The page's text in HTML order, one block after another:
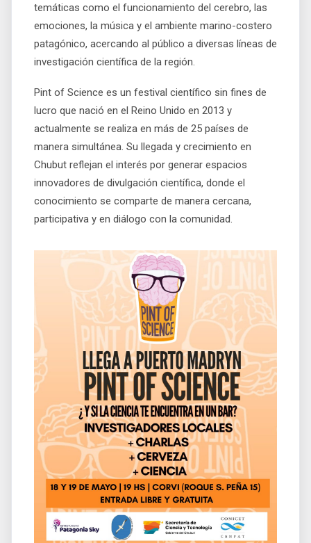
temáticas como el funcionamiento del cerebro, las
emociones, la música y el ambiente marino-costero
patagónico, acercando al público a diversas líneas de
investigación científica de la región.
Pint of Science es un festival científico sin fines de
lucro que nació en el Reino Unido en 2013 y
actualmente se realiza en más de 25 países de
manera simultánea. Su llegada y crecimiento en
Chubut reflejan el interés por generar espacios
innovadores de divulgación científica, donde el
conocimiento se comparte de manera cercana,
participativa y en diálogo con la comunidad.